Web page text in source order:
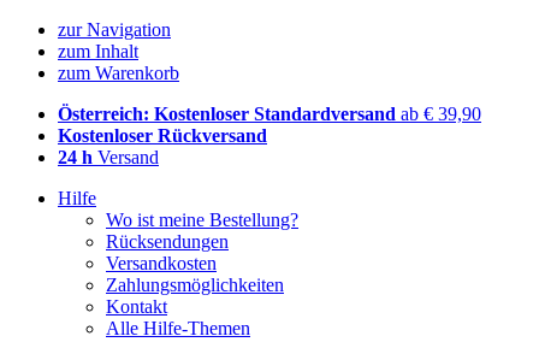
zur Navigation
zum Inhalt
zum Warenkorb
Österreich: Kostenloser Standardversand ab € 39,90
Kostenloser Rückversand
24 h Versand
Hilfe
Wo ist meine Bestellung?
Rücksendungen
Versandkosten
Zahlungsmöglichkeiten
Kontakt
Alle Hilfe-Themen